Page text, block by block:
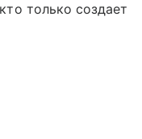
только создает